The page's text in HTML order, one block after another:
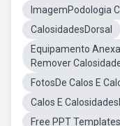
ImagemPodologia
CalosidadesDorsal
Equipamento
Remover
FotosDe Calos E
Calos E
Free PPT